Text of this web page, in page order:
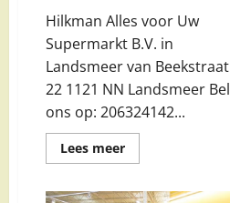
Hilkman Alles voor Uw
Supermarkt B.V. in
Landsmeer van Beekstraat
22 1121 NN Landsmeer Bel
ons op: 206324142...
Lees meerLees
meer
Alles